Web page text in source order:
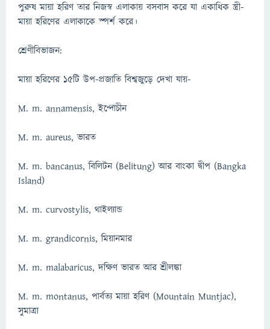
পুরুষ মায়া হরিণ তার নিজস্ব এলাকায় বসবাস করে যা একাধিক স্ত্রী-
মায়া হরিণের এলাকাকে স্পর্শ করে।
শ্ৰেণীবিভাজন:
মায়া হরিণের ১৫টি উপ-প্ৰজাতি বিশ্বজুড়ে দেখা যায়-
M. m. annamensis, ইন্দোচীন
M. m. aureus, ভারত
M. m. bancanus, বিলিটন (Belitung) আর বাংকা দ্বীপ (Bangka
Island)
M. m. curvostylis, থাইল্যান্ড
M. m. grandicornis, মিয়ানমার
M. m. malabaricus, দক্ষিণ ভারত আর শ্রীলঙ্কা
M. m. montanus, পার্বত্য মায়া হরিণ (Mountain Muntjac),
সুমাত্ৰা